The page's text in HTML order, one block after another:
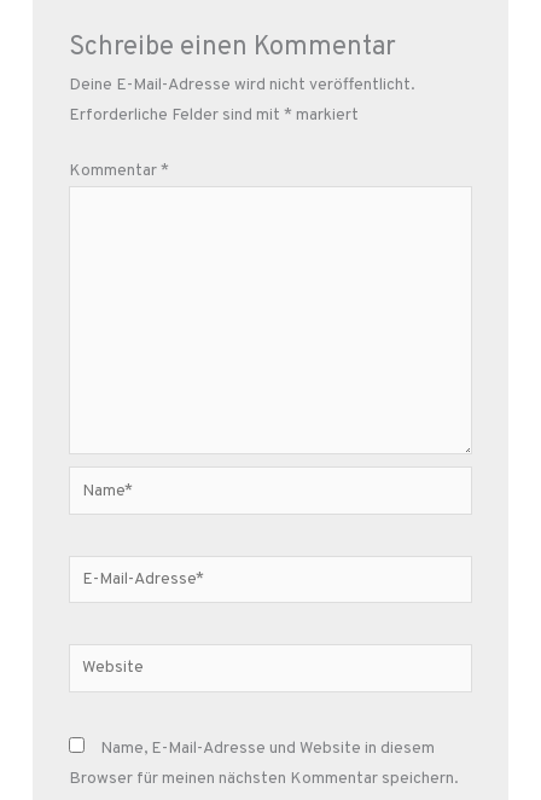
Schreibe einen Kommentar
Deine E-Mail-Adresse wird nicht veröffentlicht.
Erforderliche Felder sind mit * markiert
Kommentar*
Name*
E-
Mail-
Website
Name, E-Mail-Adresse und Website in diesem
Browser für meinen nächsten Kommentar speichern.